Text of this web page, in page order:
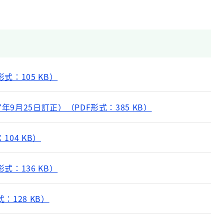
：105 KB）
9月25日訂正）（PDF形式：385 KB）
KB）
：136 KB）
128 KB）